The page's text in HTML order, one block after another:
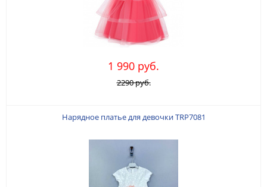
1 990 руб.
2290 руб.
Нарядное платье для девочки TRP7081